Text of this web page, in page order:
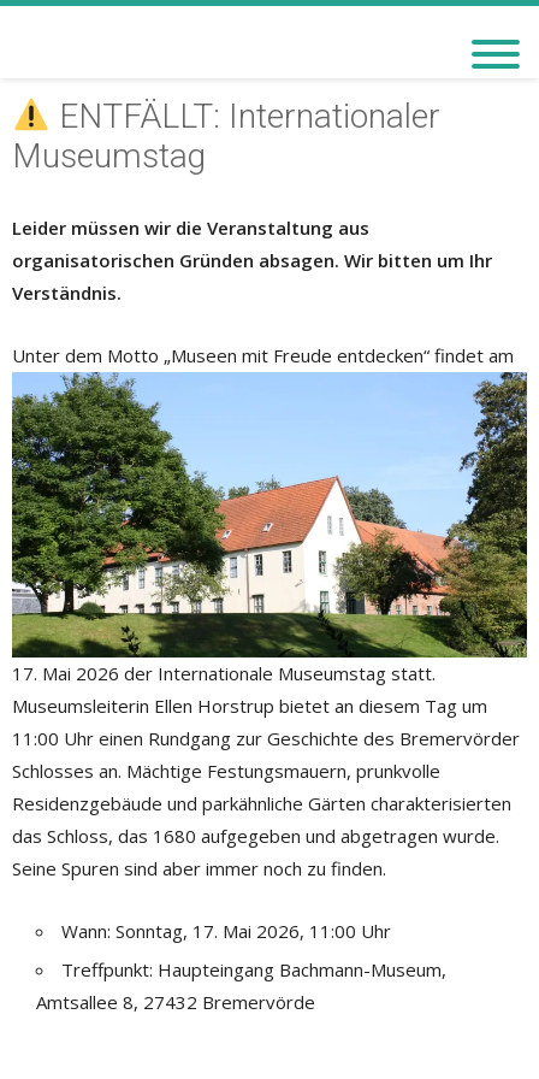
BREMERVÖRDE
ENTFÄLLT: Internationaler
Museumstag
Leider müssen wir die Veranstaltung aus
organisatorischen Gründen absagen. Wir bitten um Ihr
Verständnis.
Unter dem Motto „Museen mit Freude entdecken“ findet am
17. Mai 2026 der Internationale Museumstag statt.
Museumsleiterin Ellen Horstrup bietet an diesem Tag um
11:00 Uhr einen Rundgang zur Geschichte des Bremervörder
Schlosses an. Mächtige Festungsmauern, prunkvolle
Residenzgebäude und parkähnliche Gärten charakterisierten
das Schloss, das 1680 aufgegeben und abgetragen wurde.
Seine Spuren sind aber immer noch zu finden.
Wann: Sonntag, 17. Mai 2026, 11:00 Uhr
Treffpunkt: Haupteingang Bachmann-Museum,
Amtsallee 8, 27432 Bremervörde